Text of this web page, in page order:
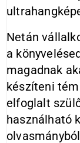
Netán
a
magadnak
készíteni
elfoglalt
használható